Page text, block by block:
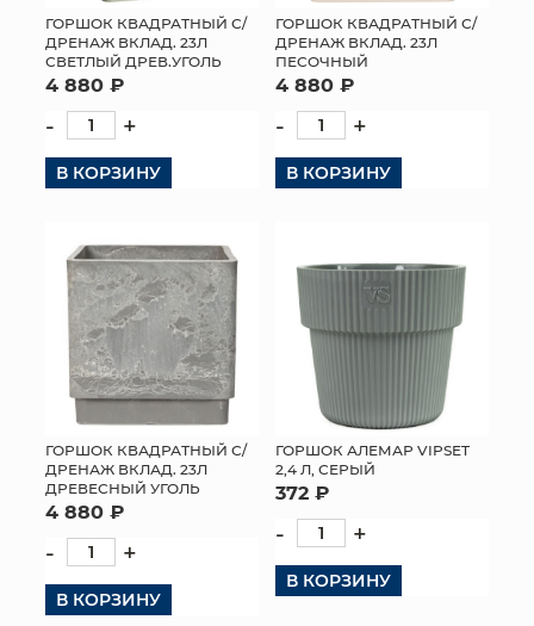
ГОРШОК КВАДРАТНЫЙ С/
ДРЕНАЖ ВКЛАД. 23Л
СВЕТЛЫЙ ДРЕВ.УГОЛЬ
4 880 ₽
- +
В КОРЗИНУ
ГОРШОК КВАДРАТНЫЙ С/
ДРЕНАЖ ВКЛАД. 23Л
ПЕСОЧНЫЙ
4 880 ₽
- +
В КОРЗИНУ
ГОРШОК КВАДРАТНЫЙ С/
ДРЕНАЖ ВКЛАД. 23Л
ДРЕВЕСНЫЙ УГОЛЬ
4 880 ₽
- +
В КОРЗИНУ
ГОРШОК АЛЕМАР VIPSET
2,4 Л, СЕРЫЙ
372 ₽
- +
В КОРЗИНУ